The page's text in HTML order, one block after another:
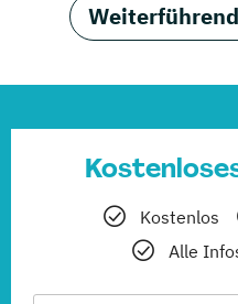
Kostenlos
Alle